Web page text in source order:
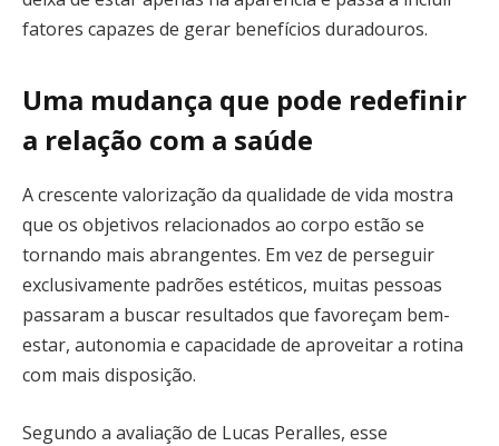
fatores capazes de gerar benefícios duradouros.
Uma mudança que pode redefinir
a relação com a saúde
A crescente valorização da qualidade de vida mostra
que os objetivos relacionados ao corpo estão se
tornando mais abrangentes. Em vez de perseguir
exclusivamente padrões estéticos, muitas pessoas
passaram a buscar resultados que favoreçam bem-
estar, autonomia e capacidade de aproveitar a rotina
com mais disposição.
Segundo a avaliação de Lucas Peralles, esse